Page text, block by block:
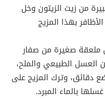
من زيت الزيتون وخل
بهذا المزيج
ملعقة صغيرة من صفار
العسل الطبيعي والملح،
دقائق، وترك المزيج على
بالماء المبرد.